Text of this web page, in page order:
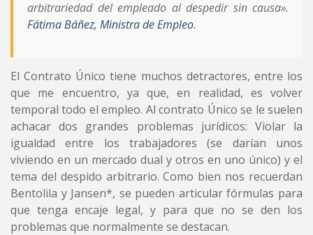
arbitrariedad del empleado al despedir sin causa».
Fátima Báñez, Ministra de Empleo.
El Contrato Único tiene muchos detractores, entre los
que me encuentro, ya que, en realidad, es volver
temporal todo el empleo. Al contrato Único se le suelen
achacar dos grandes problemas jurídicos: Violar la
igualdad entre los trabajadores (se darían unos
viviendo en un mercado dual y otros en uno único) y el
tema del despido arbitrario. Como bien nos recuerdan
Bentolila y Jansen*, se pueden articular fórmulas para
que tenga encaje legal, y para que no se den los
problemas que normalmente se destacan.